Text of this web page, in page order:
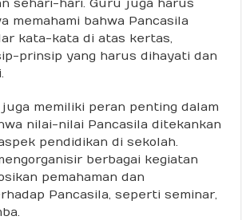
memahami bahwa Pancasila
kata-kata di atas kertas,
prinsip yang harus dihayati dan
memiliki peran penting dalam
nilai-nilai Pancasila ditekankan
pendidikan di sekolah.
berbagai kegiatan
pemahaman dan
Pancasila, seperti seminar,